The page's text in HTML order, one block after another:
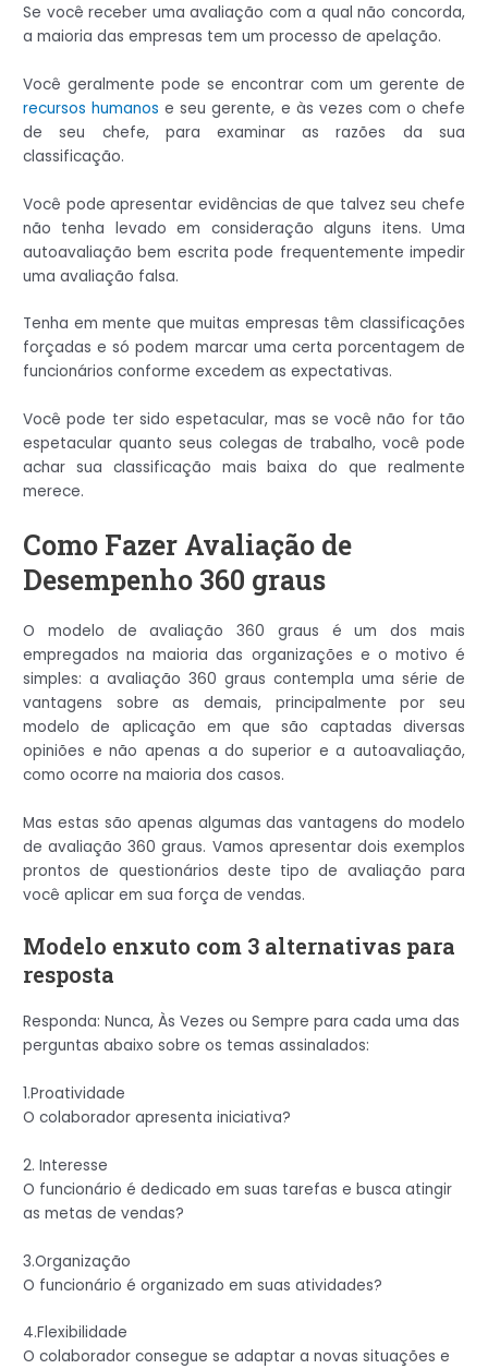
Se você receber uma avaliação com a qual não concorda,
a maioria das empresas tem um processo de apelação.
Você geralmente pode se encontrar com um gerente de
recursos humanos e seu gerente, e às vezes com o chefe
de seu chefe, para examinar as razões da sua
classificação.
Você pode apresentar evidências de que talvez seu chefe
não tenha levado em consideração alguns itens. Uma
autoavaliação bem escrita pode frequentemente impedir
uma avaliação falsa.
Tenha em mente que muitas empresas têm classificações
forçadas e só podem marcar uma certa porcentagem de
funcionários conforme excedem as expectativas.
Você pode ter sido espetacular, mas se você não for tão
espetacular quanto seus colegas de trabalho, você pode
achar sua classificação mais baixa do que realmente
merece.
Como Fazer Avaliação de
Desempenho 360 graus
O modelo de avaliação 360 graus é um dos mais
empregados na maioria das organizações e o motivo é
simples: a avaliação 360 graus contempla uma série de
vantagens sobre as demais, principalmente por seu
modelo de aplicação em que são captadas diversas
opiniões e não apenas a do superior e a autoavaliação,
como ocorre na maioria dos casos.
Mas estas são apenas algumas das vantagens do modelo
de avaliação 360 graus. Vamos apresentar dois exemplos
prontos de questionários deste tipo de avaliação para
você aplicar em sua força de vendas.
Modelo enxuto com 3 alternativas para
resposta
Responda: Nunca, Às Vezes ou Sempre para cada uma das
perguntas abaixo sobre os temas assinalados:
1.Proatividade
O colaborador apresenta iniciativa?
2. Interesse
O funcionário é dedicado em suas tarefas e busca atingir
as metas de vendas?
3.Organização
O funcionário é organizado em suas atividades?
4.Flexibilidade
O colaborador consegue se adaptar a novas situações e